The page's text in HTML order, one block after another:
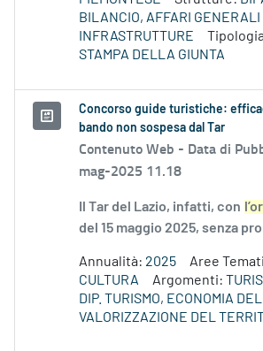
BILANCIO, AFFARI GENERALI
INFRASTRUTTURE
STAMPA DELLA GIUNTA
Concorso guide turistiche:
bando non sospesa dal Tar
Contenuto Web - Data di
mag-2025 11.18
Il Tar del Lazio, infatti, con
del 15 maggio 2025, senza
Annualità: 2025 Aree
CULTURA
Argomenti:
DIP. TURISMO, ECONOMIA
VALORIZZAZIONE DEL